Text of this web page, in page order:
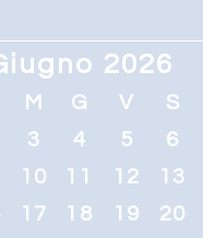
2026
M G V S
3 4 5 6
10 11 12 13
17 18 19 20